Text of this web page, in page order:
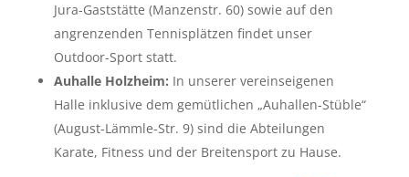
Jura-Gaststätte (Manzenstr. 60) sowie auf den
angrenzenden Tennisplätzen findet unser
Outdoor-Sport statt.
Auhalle Holzheim: In unserer vereinseigenen
Halle inklusive dem gemütlichen „Auhallen-Stüble“
(August-Lämmle-Str. 9) sind die Abteilungen
Karate, Fitness und der Breitensport zu Hause.